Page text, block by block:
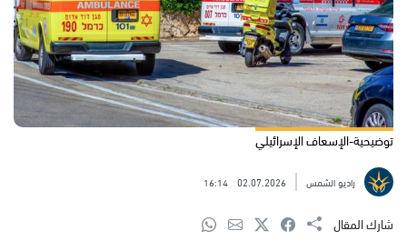
توضيحية-الإسعاف الإسرائيلي
راديو الشمس 02.07.2026
16:14
شارك المقال